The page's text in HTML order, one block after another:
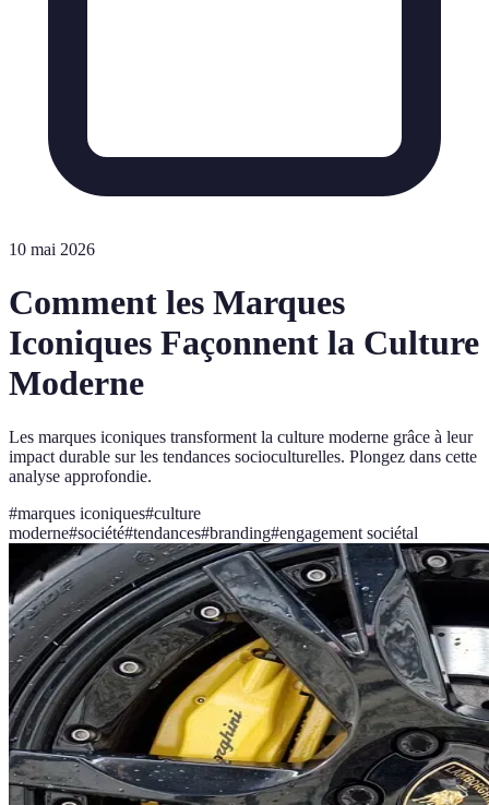
10 mai 2026
Comment les Marques
Iconiques Façonnent la Culture
Moderne
Les marques iconiques transforment la culture moderne grâce à leur
impact durable sur les tendances socioculturelles. Plongez dans cette
analyse approfondie.
#marques iconiques#culture
moderne#société#tendances#branding#engagement sociétal